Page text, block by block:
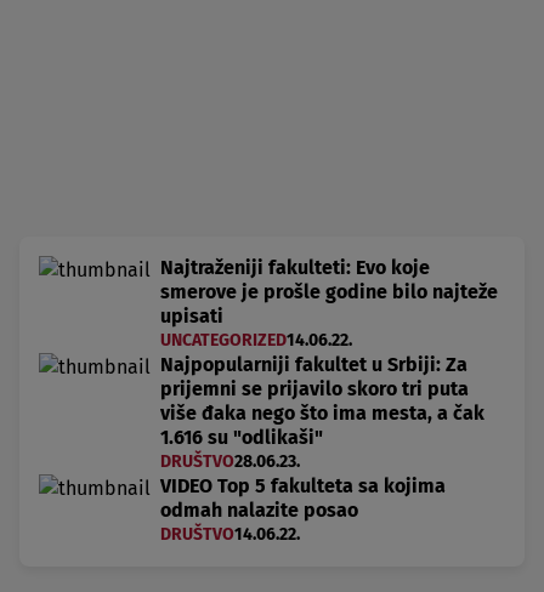
Najtraženiji fakulteti: Evo koje
smerove je prošle godine bilo najteže
upisati
UNCATEGORIZED14.06.22.
Najpopularniji fakultet u Srbiji: Za
prijemni se prijavilo skoro tri puta
više đaka nego što ima mesta, a čak
1.616 su "odlikaši"
DRUŠTVO28.06.23.
VIDEO Top 5 fakulteta sa kojima
odmah nalazite posao
DRUŠTVO14.06.22.